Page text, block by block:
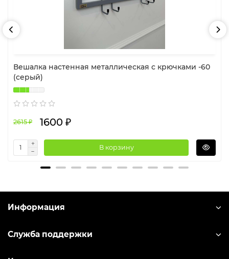
Вешалка настенная металлическая с крючками -60
(серый)
2615 ₽ 1600 ₽
В корзину
Информация
Служба поддержки